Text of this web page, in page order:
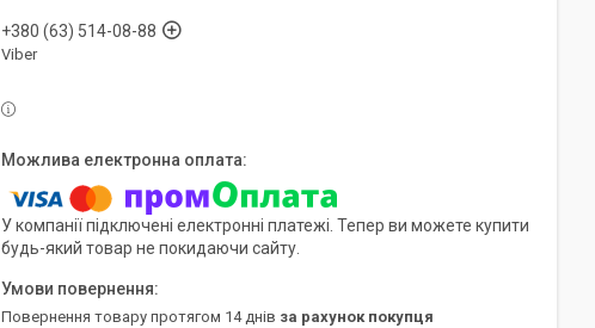
+380 (63) 514-08-88
Viber
У компанії підключені електронні платежі. Тепер ви можете купити
будь-який товар не покидаючи сайту.
повернення товару протягом 14 днів за рахунок покупця